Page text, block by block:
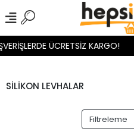
ÜCRETSİZ KARGO!
SİLİKON LEVHALAR
Filtreleme